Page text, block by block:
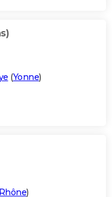
(Yonne)
)